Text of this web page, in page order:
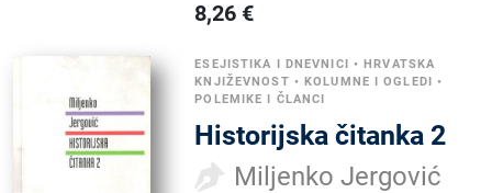
8,26 €
ESEJISTIKA I DNEVNICI •HRVATSKA
KNJIŽEVNOST •KOLUMNE I OGLEDI •
POLEMIKE I ČLANCI
Historijska čitanka 2
Miljenko Jergović